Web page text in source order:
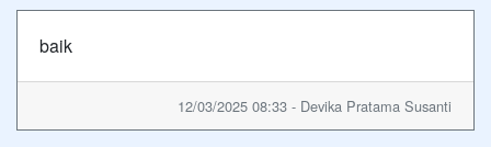
baik
12/03/2025 08:33 - Devika Pratama Susanti